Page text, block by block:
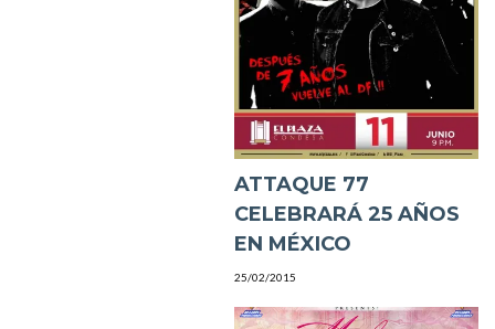
ATTAQUE 77
CELEBRARÁ 25 AÑOS
EN MÉXICO
25/02/2015